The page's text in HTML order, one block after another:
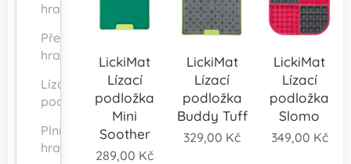
hračky
Přetahovací
hračky
Lízací
podložky
Plnící
hračky
LickiMat
Lízací
podložka
Mini
Soother
289,00 Kč
LickiMat
Lízací
podložka
Buddy Tuff
329,00 Kč
LickiMat
Lízací
podložka
Slomo
349,00 Kč